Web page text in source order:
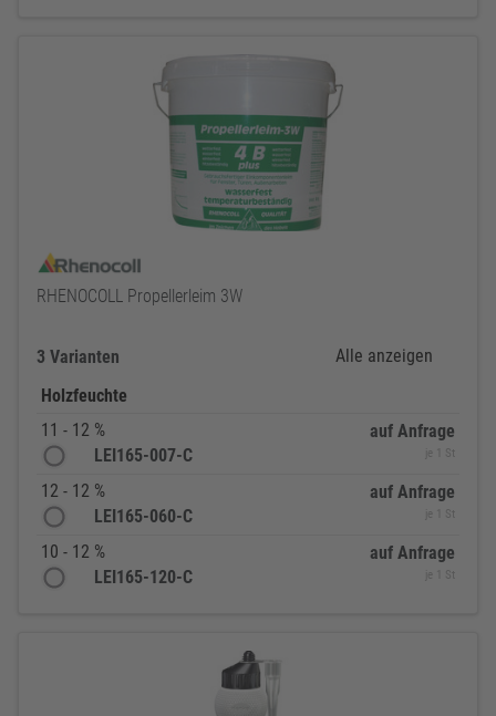
RHENOCOLL Propellerleim 3W
3 Varianten
Alle anzeigen
Holzfeuchte
11 - 12 %
LEI165-007-C
auf Anfrage
je 1 St
12 - 12 %
LEI165-060-C
auf Anfrage
je 1 St
10 - 12 %
LEI165-120-C
auf Anfrage
je 1 St